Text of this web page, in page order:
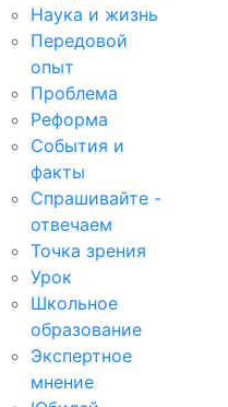
Наука и жизнь
Передовой
опыт
Проблема
Реформа
События и
факты
Спрашивайте -
отвечаем
Точка зрения
Урок
Школьное
образование
Экспертное
мнение